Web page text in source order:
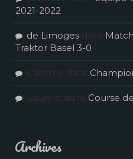
2021-2022
de Limoges dans
Traktor Basel 3-0
Caroline dans
Laurent dans Course
Archives